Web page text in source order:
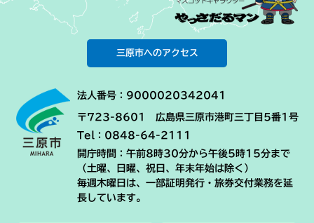
三原市へのアクセス
法人番号：9000020342041
〒723-8601 広島県三原市港町三丁目5番1号
Tel：0848-64-2111
開庁時間：午前8時30分から午後5時15分まで
（土曜、日曜、祝日、年末年始は除く）
毎週木曜日は、一部証明発行・旅券交付業務を延
長しています。